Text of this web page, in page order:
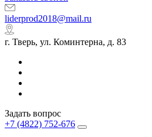
liderprod2018@mail.ru
г. Тверь, ул. Коминтерна, д. 83
Задать вопрос
+7 (4822) 752-676